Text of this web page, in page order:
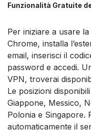
Funzionalità Gratuite
Per iniziare a usare
Chrome, installa
email, inserisci il
password e accedi.
VPN, troverai
Le posizioni
Giappone, Messico,
Polonia e Singapore.
automaticamente il